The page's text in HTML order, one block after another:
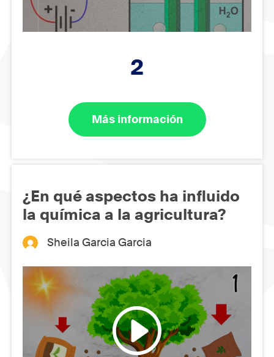
2
Más información
¿En qué aspectos ha influido
la química a la agricultura?
Sheila Garcia Garcia